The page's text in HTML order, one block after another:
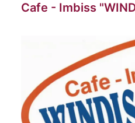
Cafe - Imbiss